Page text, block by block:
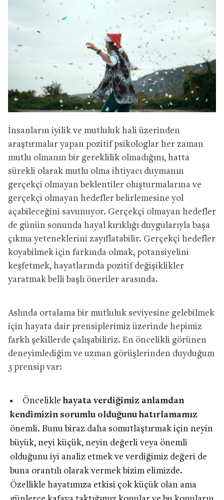
İnsanların iyilik ve mutluluk hali üzerinden
araştırmalar yapan pozitif psikologlar her zaman
mutlu olmanın bir gereklilik olmadığını, hatta
sürekli olarak mutlu olma ihtiyacı duymanın
gerçekçi olmayan beklentiler oluşturmalarına ve
gerçekçi olmayan hedefler belirlemesine yol
açabileceğini savunuyor. Gerçekçi olmayan hedefler
de günün sonunda hayal kırıklığı duygularıyla başa
çıkma yeteneklerini zayıflatabilir. Gerçekçi hedefler
koyabilmek için farkında olmak, potansiyelini
keşfetmek, hayatlarında pozitif değişiklikler
yaratmak belli başlı öneriler arasında.
Aslında ortalama bir mutluluk seviyesine gelebilmek
için hayata dair prensiplerimiz üzerinde hepimiz
farklı şekillerde çalışabiliriz. En öncelikli görünen
deneyimlediğim ve uzman görüşlerinden duyduğum
3 prensip var:
Öncelikle hayata verdiğimiz anlamdan
kendimizin sorumlu olduğunu hatırlamamız
önemli. Bunu biraz daha somutlaştırmak için neyin
büyük, neyi küçük, neyin değerli veya önemli
olduğunu iyi analiz etmek ve verdiğimiz değeri de
buna orantılı olarak vermek bizim elimizde.
Özellikle hayatımıza etkisi çok küçük olan ama